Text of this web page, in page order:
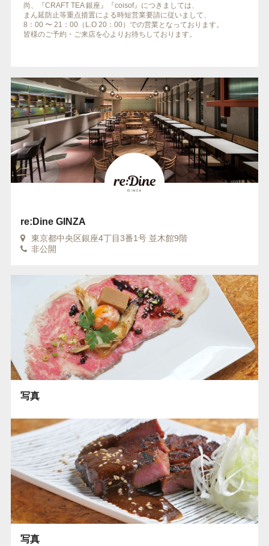
尚、『CRAFT TEA 銀座』『coisof』につきましては、
まん延防止等重点措置による時短営業要請に従いまして、
8：00 〜 21：00（L.O 20：00）での営業となっております。
皆様のご予約・ご来店を心よりお待ちしております。
re:Dine GINZA
東京都中央区銀座4丁目3番1号 並木館9階
非公開
写真
写真